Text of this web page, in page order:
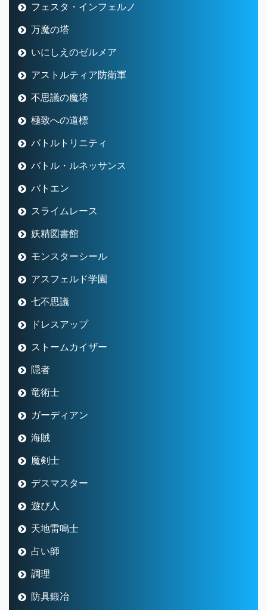
フェスタ・インフェルノ
万魔の塔
いにしえのゼルメア
アストルティア防衛軍
不思議の魔塔
極致への道標
バトルトリニティ
バトル・ルネッサンス
バトエン
スライムレース
妖精図書館
モンスターシール
アスフェルド学園
七不思議
ドレスアップ
ストームカイザー
隠者
竜術士
ガーディアン
海賊
魔剣士
デスマスター
遊び人
天地雷鳴士
占い師
調理
防具鍛冶